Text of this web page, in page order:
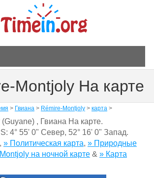
Montjoly На карте
> Гвиана> Rémire-Montjoly> карта>
, Гвиана На карте.
4° 55' 0" Север, 52° 16' 0" Запад.
» Политическая карта, » Природные
на ночной карте& » Карта